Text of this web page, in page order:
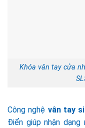
Khóa vân tay cửa
Công nghệ vân tay
Điển giúp nhận dạng